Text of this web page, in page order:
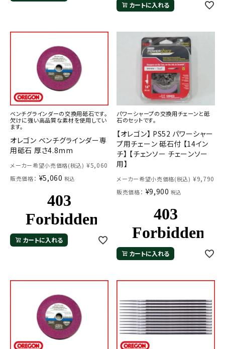
FAQ
メールでのお問い合わせ
info@agriz.net
FAXでのご注文
0739-72-453224時間受付
カートに入れる
ベンチグラインダーの交換用砥石です。
欠けに強い高品質な素材を使用してい
ます。
オレゴン ベンチグラインダー専
用砥石 厚さ4.8mm
メーカー希望小売価格(税込) ¥5,060
販売価格： ¥5,060 税込
カートに入れる
パワーシャープの交換用チェーンと砥
石のセットです。
【オレゴン】 PS52 パワーシャー
プ用チェーン 砥石付 【14イン
チ】 【チェンソー チェーンソー
用】
メーカー希望小売価格(税込) ¥9,790
販売価格： ¥9,900 税込
カートに入れる